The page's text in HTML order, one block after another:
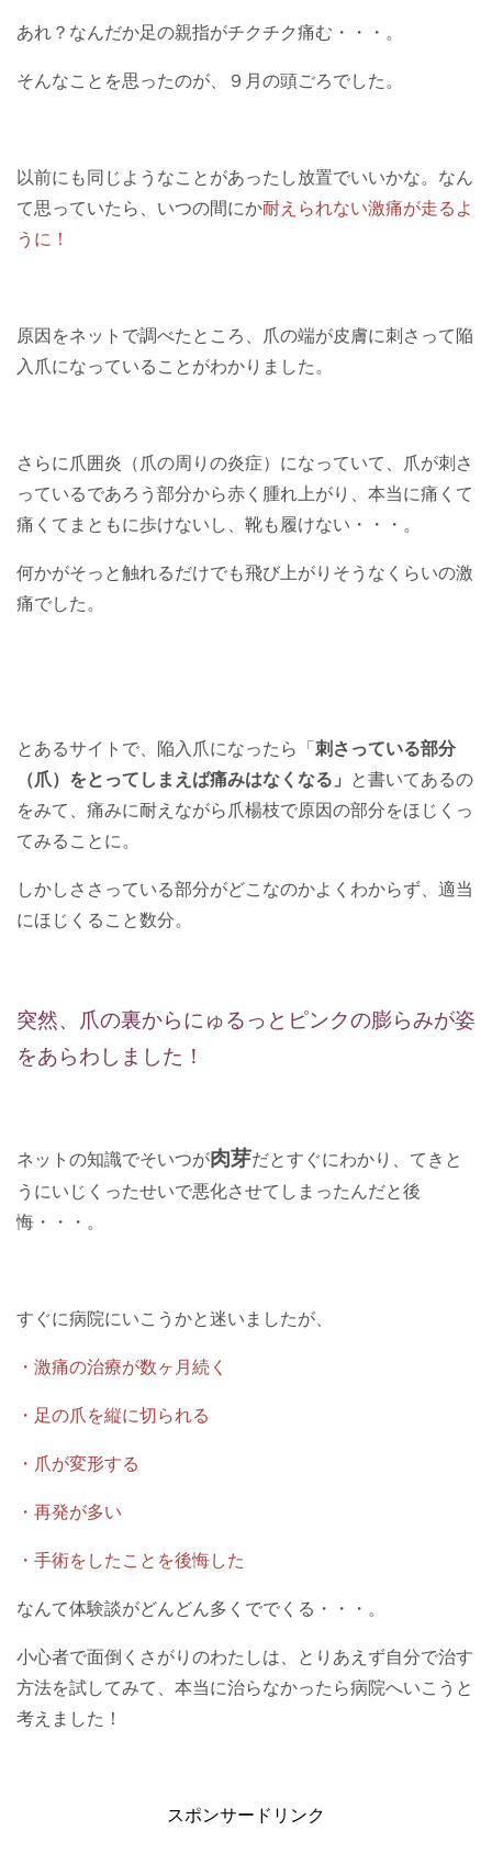
あれ？なんだか足の親指がチクチク痛む・・・。
そんなことを思ったのが、９月の頭ごろでした。
以前にも同じようなことがあったし放置でいいかな。なん
て思っていたら、いつの間にか耐えられない激痛が走るよ
うに！
原因をネットで調べたところ、爪の端が皮膚に刺さって陥
入爪になっていることがわかりました。
さらに爪囲炎（爪の周りの炎症）になっていて、爪が刺さ
っているであろう部分から赤く腫れ上がり、本当に痛くて
痛くてまともに歩けないし、靴も履けない・・・。
何かがそっと触れるだけでも飛び上がりそうなくらいの激
痛でした。
とあるサイトで、陥入爪になったら「 刺さっている部分
（爪）をとってしまえば痛みはなくなる」
と書いてあるの
をみて、痛みに耐えながら爪楊枝で原因の部分をほじくっ
てみることに。
しかしささっている部分がどこなのかよくわからず、適当
にほじくること数分。
突然、爪の裏からにゅるっとピンクの膨らみが姿
をあらわしました！
ネットの知識でそいつが肉芽だとすぐにわかり、てきと
うにいじくったせいで悪化させてしまったんだと後
悔・・・。
すぐに病院にいこうかと迷いましたが、
・激痛の治療が数ヶ月続く
・足の爪を縦に切られる
・爪が変形する
・再発が多い
・手術をしたことを後悔した
なんて体験談がどんどん多くででくる・・・。
小心者で面倒くさがりのわたしは、とりあえず自分で治す
方法を試してみて、本当に治らなかったら病院へいこうと
考えました！
スポンサードリンク